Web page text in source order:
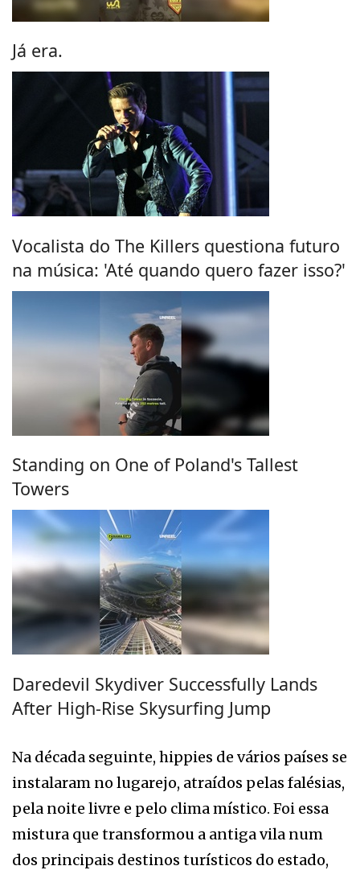
Já era.
Vocalista do The Killers questiona futuro
na música: 'Até quando quero fazer isso?'
Standing on One of Poland's Tallest
Towers
Daredevil Skydiver Successfully Lands
After High-Rise Skysurfing Jump
Na década seguinte, hippies de vários países se
instalaram no lugarejo, atraídos pelas falésias,
pela noite livre e pelo clima místico. Foi essa
mistura que transformou a antiga vila num
dos principais destinos turísticos do estado,